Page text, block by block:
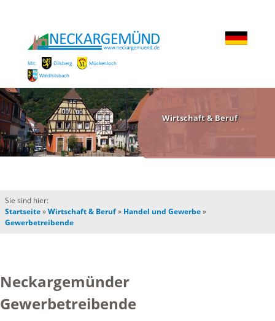
Mit: Dilsberg
Mückenloch
Waldhilsbach
Wirtschaft & Beruf
Sie sind hier:
Startseite»Wirtschaft & Beruf» Handel und Gewerbe»
Gewerbetreibende
Neckargemünder
Gewerbetreibende